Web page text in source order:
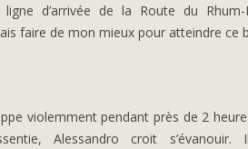
d’arrivée de la Route du Rhum-
faire de mon mieux pour atteindre ce
violemment pendant près de 2
Alessandro croit s’évanouir.